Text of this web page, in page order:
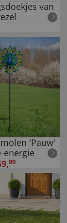
van
'Pauw'
energie
,99